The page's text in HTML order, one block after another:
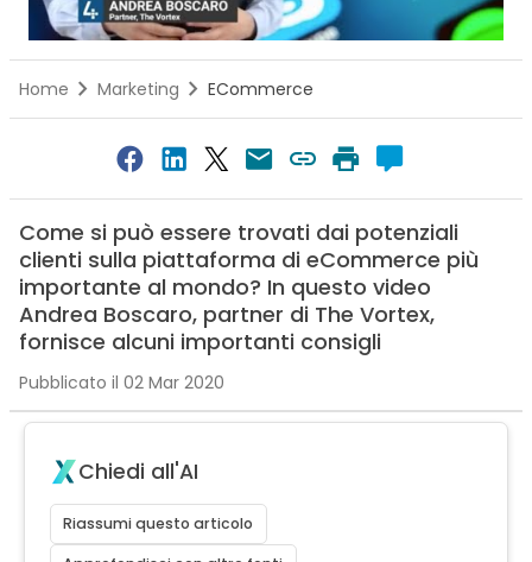
Home Marketing ECommerce
Come si può essere trovati dai potenziali
clienti sulla piattaforma di eCommerce più
importante al mondo? In questo video
Andrea Boscaro, partner di The Vortex,
fornisce alcuni importanti consigli
Pubblicato il 02 Mar 2020
Chiedi all'AI
Riassumi questo articolo